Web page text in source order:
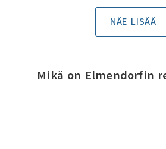
NÄE LISÄÄ
Mikä on Elmendorfin